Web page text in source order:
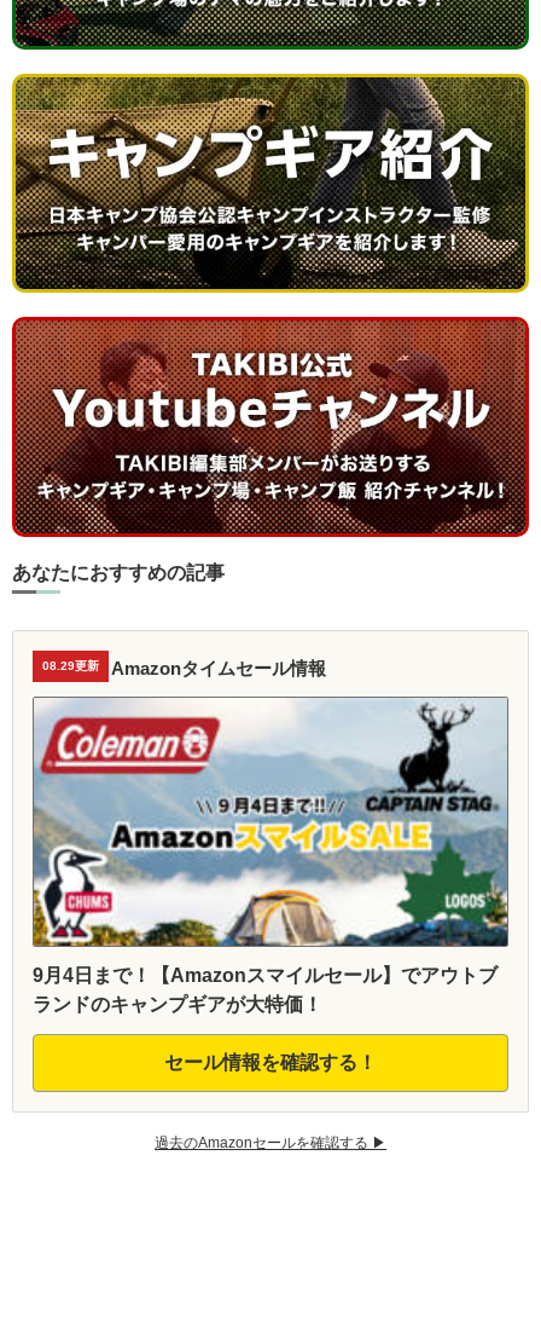
あなたにおすすめの記事
08.29更新 Amazonタイムセール情報
9月4日まで！【Amazonスマイルセール】でアウトブ
ランドのキャンプギアが大特価！
セール情報を確認する！
過去のAmazonセールを確認する ▶︎